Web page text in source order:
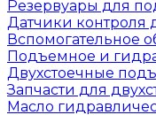
Резервуары для
Датчики контроля
Вспомогательное
Подъемное и
Двухстоечные
Запчасти для
Масло